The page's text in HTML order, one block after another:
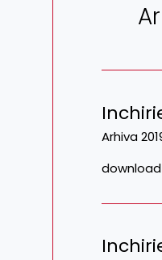
Arhiva
download